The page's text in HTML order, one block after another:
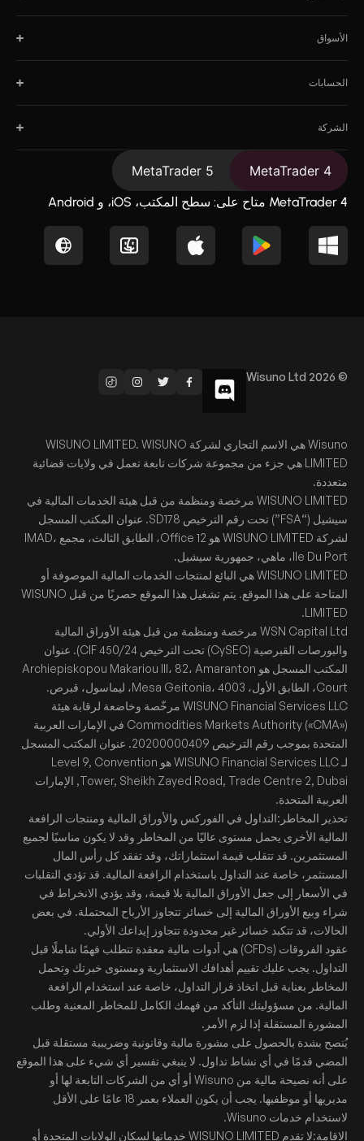
الأسواق
الحسابات
الشركة
MetaTrader 4
MetaTrader 5
MetaTrader 4 متاح على: سطح المكتب، iOS، و Android
© Wisuno Ltd 2026
Wisuno هي الاسم التجاري لشركة WISUNO LIMITED. WISUNO
LIMITED هي جزء من مجموعة شركات تابعة تعمل في ولايات قضائية
متعددة.
WISUNO LIMITED مرخصة ومنظمة من قبل هيئة الخدمات المالية في
سيشيل (“FSA”) تحت رقم الترخيص SD178. عنوان المكتب المسجل
لشركة WISUNO LIMITED هو Office 12، الطابق الثالث، مجمع IMAD،
Ile Du Port، ماهي، جمهورية سيشيل.
WISUNO LIMITED هي البائع لمنتجات الخدمات المالية الموصوفة أو
المتاحة على هذا الموقع. يتم تشغيل هذا الموقع حصريًا من قبل WISUNO
LIMITED.
WSN Capital Ltd مرخصة ومنظمة من قبل هيئة الأوراق المالية
والبورصات القبرصية (CySEC) تحت الترخيص CIF 450/24). عنوان
المكتب المسجل هو Archiepiskopou Makariou III، 82، Amaranton
Court، الطابق الأول، Mesa Geitonia، 4003، ليماسول، قبرص.
WISUNO Financial Services LLC مرخّصة وخاضعة لرقابة هيئة
Commodities Markets Authority («CMA») في الإمارات العربية
المتحدة بموجب رقم الترخيص 20200000409. عنوان المكتب المسجل
لـ WISUNO Financial Services LLC هو Level 9, Convention
Tower, Sheikh Zayed Road, Trade Centre 2, Dubai, الإمارات
العربية المتحدة.
تحذير المخاطر:التداول في الفوركس والأوراق المالية ومنتجات الرافعة
المالية الأخرى يحمل مستوى عاليًا من المخاطر وقد لا يكون مناسبًا لجميع
المستثمرين. قد تتقلب قيمة استثماراتك، وقد تفقد كل رأس المال
المستثمر، خاصة عند التداول باستخدام الرافعة المالية. قد تؤدي التقلبات
في الأسعار إلى جعل الأوراق المالية بلا قيمة، وقد يؤدي الانخراط في
شراء وبيع الأوراق المالية إلى خسائر تتجاوز الأرباح المحتملة. في بعض
الحالات، قد تتكبد خسائر غير محدودة تتجاوز إيداعك الأولي.
عقود الفروقات (CFDs) هي أدوات مالية معقدة تتطلب فهمًا شاملًا قبل
التداول. يجب عليك تقييم أهدافك الاستثمارية ومستوى خبرتك وتحمل
المخاطر بعناية قبل اتخاذ قرار التداول، خاصة عند استخدام الرافعة
المالية. من مسؤوليتك التأكد من فهمك الكامل للمخاطر المعنية وطلب
المشورة المستقلة إذا لزم الأمر.
يُنصح بشدة بالحصول على مشورة مالية وقانونية وضريبية مستقلة قبل
المضي قدمًا في أي نشاط تداول. لا ينبغي تفسير أي شيء على هذا الموقع
على أنه نصيحة مالية من Wisuno أو أي من الشركات التابعة لها أو
مديريها أو موظفيها. يجب أن يكون العملاء بعمر 18 عامًا على الأقل
لاستخدام خدمات Wisuno.
الإقامة:لا تقدم WISUNO LIMITED خدماتها لسكان الولايات المتحدة أو